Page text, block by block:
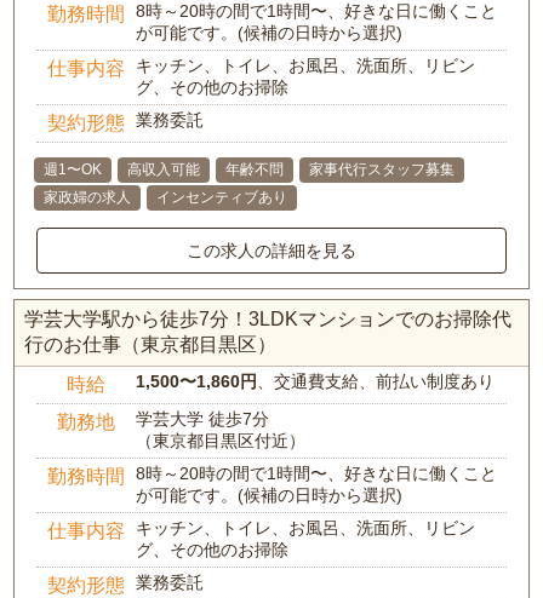
勤務時間
8時～20時の間で1時間〜、好きな日に働くこと
が可能です。(候補の日時から選択)
仕事内容
キッチン、トイレ、お風呂、洗面所、リビン
グ、その他のお掃除
契約形態 業務委託
週1〜OK 高収入可能 年齢不問
家事代行スタッフ募集
家政婦の求人
インセンティブあり
この求人の詳細を見る
学芸大学駅から徒歩7分！3LDKマンションでのお掃除代
行のお仕事（東京都目黒区）
時給 1,500〜1,860円、交通費支給、前払い制度あり
勤務地
学芸大学 徒歩7分
（東京都目黒区付近）
勤務時間
8時～20時の間で1時間〜、好きな日に働くこと
が可能です。(候補の日時から選択)
仕事内容
キッチン、トイレ、お風呂、洗面所、リビン
グ、その他のお掃除
契約形態 業務委託